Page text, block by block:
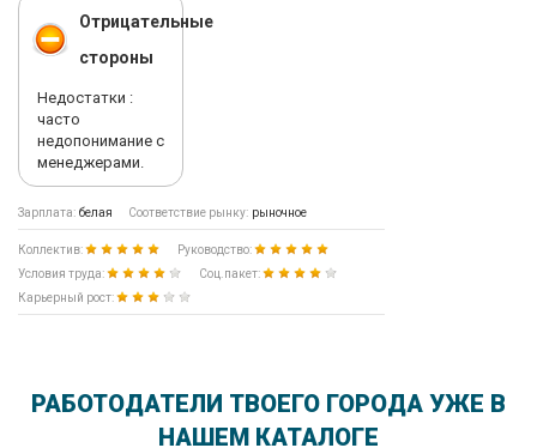
Отрицательные
стороны
Недостатки :
часто
недопонимание с
менеджерами.
Зарплата: белая Соответствие рынку: рыночное
Коллектив:
Руководство:
Условия труда:
Соц.пакет:
Карьерный рост:
РАБОТОДАТЕЛИ ТВОЕГО ГОРОДА УЖЕ В
НАШЕМ КАТАЛОГЕ